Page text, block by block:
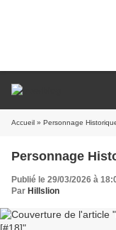
Accueil » Personnage
Personnage
Publié le 29/03/2026 à
Par Hillslion